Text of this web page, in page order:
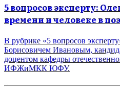
5 вопросов эксперту:
времени и человеке в
В рубрике «5 вопросов
Борисовичем Ивановым,
доцентом кафедры
ИФЖиМКК ЮФУ.